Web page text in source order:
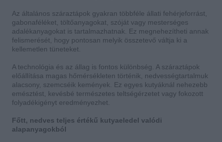
Az általános száraztápok gyakran többféle állati fehérjeforrást,
gabonaféléket, töltőanyagokat, szóját vagy mesterséges
adalékanyagokat is tartalmazhatnak. Ez megnehezítheti annak
felismerését, hogy pontosan melyik összetevő váltja ki a
kellemetlen tüneteket.
A technológia és az állag is fontos különbség. A száraztápok
előállítása magas hőmérsékleten történik, nedvességtartalmuk
alacsony, szemcséik kemények. Ez egyes kutyáknál nehezebb
emésztést, kevésbé természetes teltségérzetet vagy fokozott
folyadékigényt eredményezhet.
Főtt, nedves teljes értékű kutyaeledel valódi
alapanyagokból